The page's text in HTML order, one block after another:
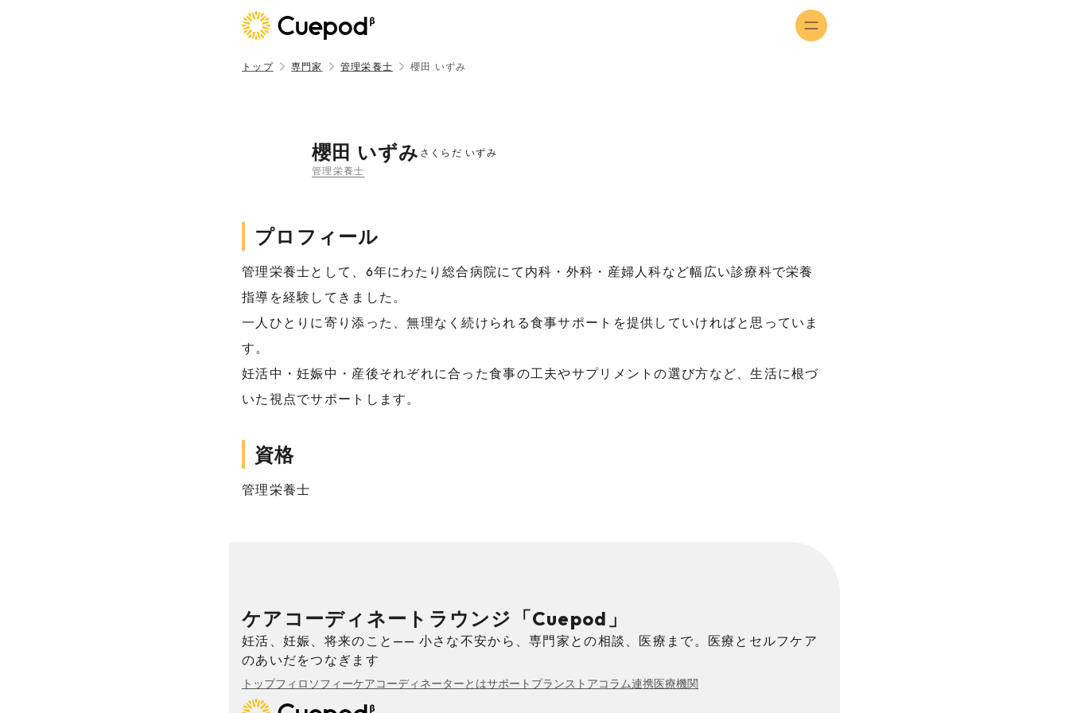
トップ 専門家 管理栄養士 櫻田 いずみ
櫻田 いずみ さくらだ いずみ
管理栄養士
プロフィール
管理栄養士として、6年にわたり総合病院にて内科・外科・産婦人科など幅広い診療科で栄養
指導を経験してきました。
一人ひとりに寄り添った、無理なく続けられる食事サポートを提供していければと思っていま
す。
妊活中・妊娠中・産後それぞれに合った食事の工夫やサプリメントの選び方など、生活に根づ
いた視点でサポートします。
資格
管理栄養士
ケアコーディネートラウンジ「Cuepod」
妊活、妊娠、将来のこと—— 小さな不安から、専門家との相談、医療まで。医療とセルフケア
のあいだをつなぎます
トップフィロソフィーケアコーディネーターとはサポートプランストアコラム連携医療機関